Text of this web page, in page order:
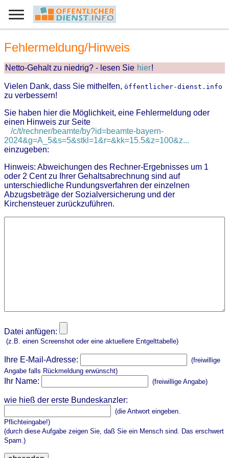
Fehlermeldung/Hinweis
Netto-Gehalt zu niedrig? - lesen Sie hier!
Vielen Dank, dass Sie mithelfen, öffentlicher-dienst.info
zu verbessern!
Sie haben hier die Möglichkeit, eine Fehlermeldung oder
einen Hinweis zur Seite
/c/t/rechner/beamte/by?id=beamte-bayern-
2024&g=A_5&s=5&stkl=1&r=&kk=15.5&z=100&z...
einzugeben:
Hinweis: Abweichungen des Rechner-Ergebnisses um 1
oder 2 Cent zu Ihrer Gehaltsabrechnung sind auf
unterschiedliche Rundungsverfahren der einzelnen
Abzugsbeträge der Sozialversicherung und der
Kirchensteuer zurückzuführen.
Datei anfügen:
(z.B. einen Screenshot oder eine aktuellere Entgelttabelle)
Ihre E-Mail-Adresse:
(freiwillige
Angabe falls Rückmeldung erwünscht)
Ihr Name: (freiwillige Angabe)
wie hieß der erste Bundeskanzler:
(die Antwort eingeben.
Pflichteingabe!)
(durch diese Aufgabe zeigen Sie, daß Sie ein Mensch sind. Das erschwert
Spam.)